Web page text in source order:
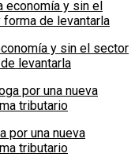
y sin el sector
levantarla
por una nueva
tributario